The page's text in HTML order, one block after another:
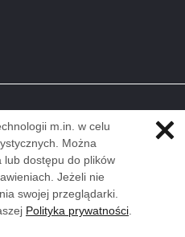
m.in. w celu
Można
lub dostępu do plików
Jeżeli nie
swojej przeglądarki.
Polityka prywatności